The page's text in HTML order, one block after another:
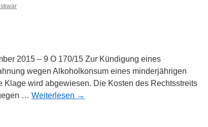
2015 – 9 O 170/15 Zur Kündigung eines
wegen Alkoholkonsum eines minderjährigen
Klage wird abgewiesen. Die Kosten des Rechtsstreits
… Weiterlesen →